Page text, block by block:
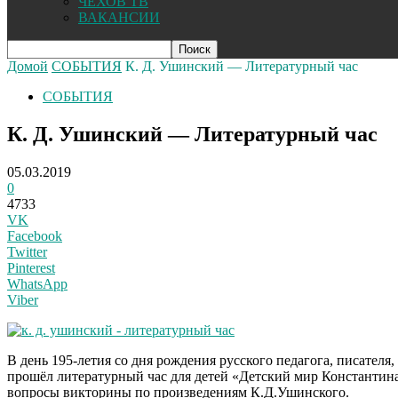
ВАКАНСИИ
Домой СОБЫТИЯ К. Д. Ушинский — Литературный час
СОБЫТИЯ
К. Д. Ушинский — Литературный час
05.03.2019
0
4733
VK
Facebook
Twitter
Pinterest
WhatsApp
Viber
В день 195-летия со дня рождения русского педагога,
прошёл литературный час для детей «Детский мир
вопросы викторины по произведениям К.Д.Ушинского.